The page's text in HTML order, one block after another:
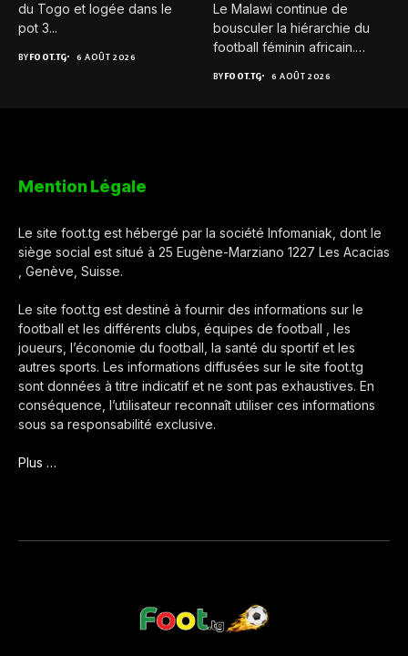
du Togo et logée dans le
pot 3...
BYFOOT.TG 6 AOÛT 2026
Le Malawi continue de
bousculer la hiérarchie du
football féminin africain.
BYFOOT.TG 6 AOÛT 2026
Mention Légale
Le site foot.tg est hébergé par la société Infomaniak, dont le
siège social est situé à 25 Eugène-Marziano 1227 Les Acacias
, Genève, Suisse.
Le site foot.tg est destiné à fournir des informations sur le
football et les différents clubs, équipes de football , les
joueurs, l’économie du football, la santé du sportif et les
autres sports. Les informations diffusées sur le site foot.tg
sont données à titre indicatif et ne sont pas exhaustives. En
conséquence, l’utilisateur reconnaît utiliser ces informations
sous sa responsabilité exclusive.
Plus …